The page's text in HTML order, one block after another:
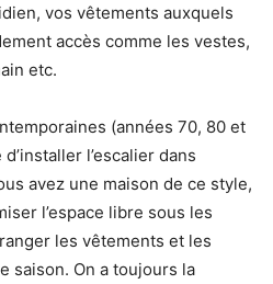
vos vêtements auxquels
accès comme les vestes,
etc.
(années 70, 80 et
l’escalier dans
avez une maison de ce style,
l’espace libre sous les
les vêtements et les
saison. On a toujours la